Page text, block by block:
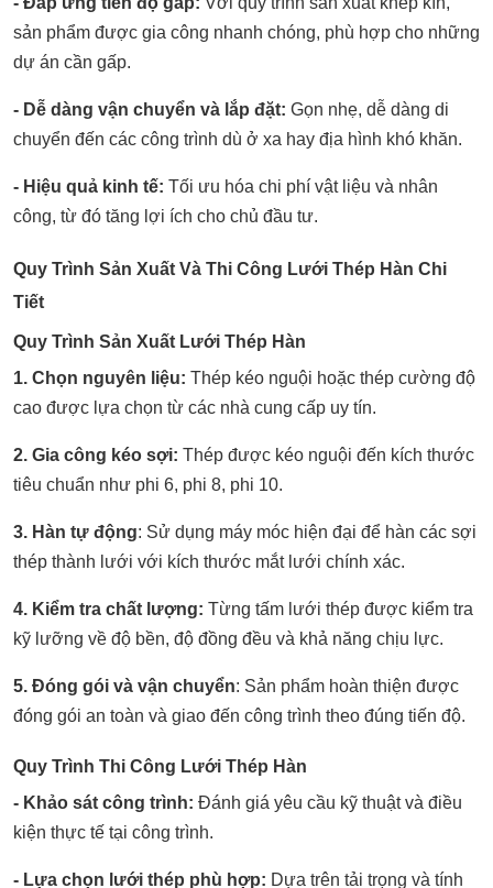
sản phẩm được gia công nhanh chóng, phù hợp cho những
dự án cần gấp.
- Dễ dàng vận chuyển và lắp đặt: Gọn nhẹ, dễ dàng di
chuyển đến các công trình dù ở xa hay địa hình khó khăn.
- Hiệu quả kinh tế: Tối ưu hóa chi phí vật liệu và nhân
công, từ đó tăng lợi ích cho chủ đầu tư.
Quy Trình Sản Xuất Và Thi Công Lưới Thép Hàn Chi
Tiết
Quy Trình Sản Xuất Lưới Thép Hàn
1. Chọn nguyên liệu: Thép kéo nguội hoặc thép cường độ
cao được lựa chọn từ các nhà cung cấp uy tín.
2. Gia công kéo sợi: Thép được kéo nguội đến kích thước
tiêu chuẩn như phi 6, phi 8, phi 10.
3. Hàn tự động: Sử dụng máy móc hiện đại để hàn các sợi
thép thành lưới với kích thước mắt lưới chính xác.
4. Kiểm tra chất lượng: Từng tấm lưới thép được kiểm tra
kỹ lưỡng về độ bền, độ đồng đều và khả năng chịu lực.
5. Đóng gói và vận chuyển: Sản phẩm hoàn thiện được
đóng gói an toàn và giao đến công trình theo đúng tiến độ.
Quy Trình Thi Công Lưới Thép Hàn
- Khảo sát công trình: Đánh giá yêu cầu kỹ thuật và điều
kiện thực tế tại công trình.
- Lựa chọn lưới thép phù hợp: Dựa trên tải trọng và tính